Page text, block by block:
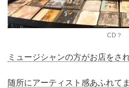
CD？
ミュージシャンの方がお店をさ
随所にアーティスト感あふれてま